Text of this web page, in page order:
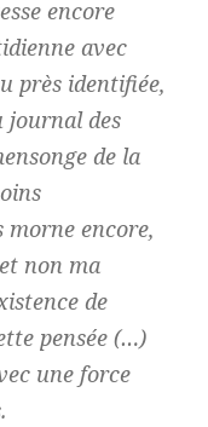
encore
avec
près identifiée,
journal des
de la
encore,
non ma
de
pensée (…)
une force